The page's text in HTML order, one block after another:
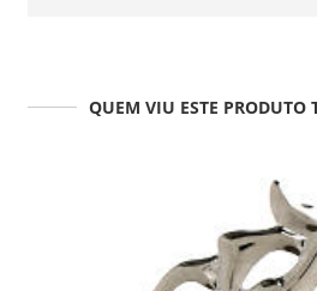
QUEM VIU ESTE PRODUTO